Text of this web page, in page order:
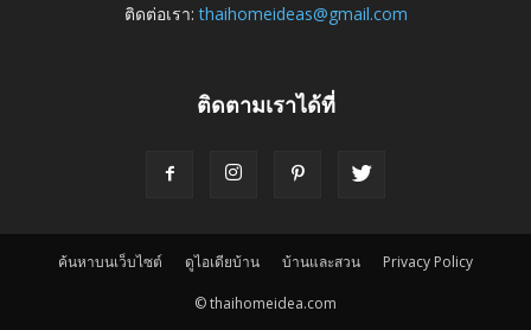
ติดต่อเรา:thaihomeideas@gmail.com
ติดตามเราได้ที่
ค้นหาบนเว็บไซต์ ดูไอเดียบ้าน บ้านและสวน Privacy Policy
© thaihomeidea.com